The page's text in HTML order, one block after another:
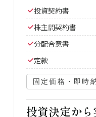
投資契約書
株主間契約書
分配合意書
定款
固定価格・即時
投資決定か